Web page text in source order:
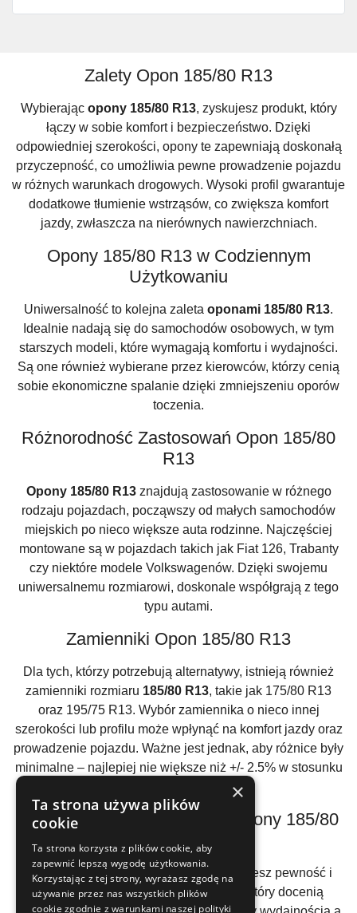
Zalety Opon 185/80 R13
Wybierając opony 185/80 R13, zyskujesz produkt, który
łączy w sobie komfort i bezpieczeństwo. Dzięki
odpowiedniej szerokości, opony te zapewniają doskonałą
przyczepność, co umożliwia pewne prowadzenie pojazdu
w różnych warunkach drogowych. Wysoki profil gwarantuje
dodatkowe tłumienie wstrząsów, co zwiększa komfort
jazdy, zwłaszcza na nierównych nawierzchniach.
Opony 185/80 R13 w Codziennym
Użytkowaniu
Uniwersalność to kolejna zaleta oponami 185/80 R13.
Idealnie nadają się do samochodów osobowych, w tym
starszych modeli, które wymagają komfortu i wydajności.
Są one również wybierane przez kierowców, którzy cenią
sobie ekonomiczne spalanie dzięki zmniejszeniu oporów
toczenia.
Różnorodność Zastosowań Opon 185/80
R13
Opony 185/80 R13znajdują zastosowanie w różnego
rodzaju pojazdach, począwszy od małych samochodów
miejskich po nieco większe auta rodzinne. Najczęściej
montowane są w pojazdach takich jak Fiat 126, Trabanty
czy niektóre modele Volkswagenów. Dzięki swojemu
uniwersalnemu rozmiarowi, doskonale współgrają z tego
typu autami.
Zamienniki Opon 185/80 R13
Dla tych, którzy potrzebują alternatywy, istnieją również
zamienniki rozmiaru 185/80 R13, takie jak 175/80 R13
oraz 195/75 R13. Wybór zamiennika o nieco innej
szerokości lub profilu może wpłynąć na komfort jazdy oraz
prowadzenie pojazdu. Ważne jest jednak, aby różnice były
minimalne – najlepiej nie większe niż +/- 2.5% w stosunku
do oryginalnego rozmiaru.
Dlaczego Warto Rozważyć Opony 185/80
R13?
Inwestując w opony 185/80 R13
, zyskujesz pewność i
bezpieczeństwo na drodze. To wybór, który docenią
×
Ta strona używa plików
cookie
Ta strona korzysta z plików cookie, aby
zapewnić lepszą wygodę użytkowania.
Korzystając z tej strony, wyrażasz zgodę na
używanie przez nas wszystkich plików
cookie zgodnie z warunkami naszej polityki